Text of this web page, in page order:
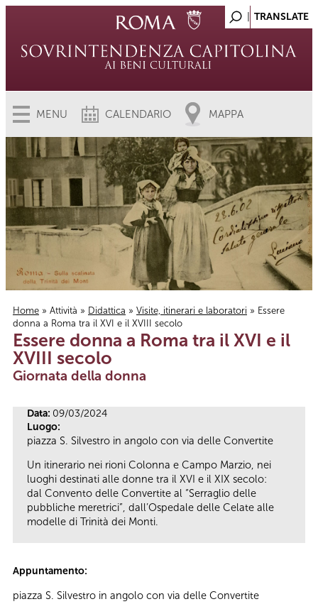
MENU CALENDARIO MAPPA
Tu sei qui
Home » Attività » Didattica » Visite, itinerari e laboratori » Essere
donna a Roma tra il XVI e il XVIII secolo
Essere donna a Roma tra il XVI e il
XVIII secolo
Giornata della donna
Data: 09/03/2024
Luogo:
piazza S. Silvestro in angolo con via delle Convertite
Un itinerario nei rioni Colonna e Campo Marzio, nei
luoghi destinati alle donne tra il XVI e il XIX secolo:
dal Convento delle Convertite al “Serraglio delle
pubbliche meretrici”, dall’Ospedale delle Celate alle
modelle di Trinità dei Monti.
Appuntamento:
piazza S. Silvestro in angolo con via delle Convertite